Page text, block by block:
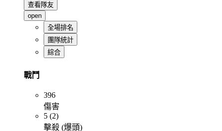
查看隊友
open
全場排名
團隊統計
綜合
戰鬥
396
傷害
5 (2)
擊殺 (爆頭)